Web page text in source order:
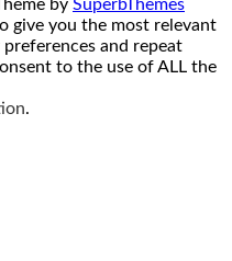
by SuperbThemes
give you the most relevant
and repeat
to the use of ALL the
.